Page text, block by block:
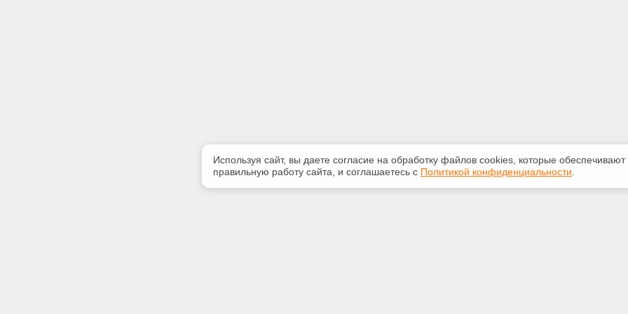
Используя сайт, вы даете согласие на обработку файлов сооkiеs, которые обеспечивают
правильную работу сайта, и соглашаетесь с Политикой конфиденциальности